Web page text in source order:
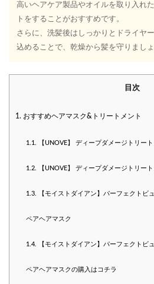
高いヘアケア製品やオイルを取り入れ
トをすることがおすすめです。
さらに、洗髪後はしっかりとドライヤ
込めることで、乾燥から髪を守りましょ
目次
1. おすすめヘアマスク&トリートメント
1.1. 【UNOVE】 ディープダメージトリー
1.2. 【UNOVE】 ディープダメージトリー
1.3. 【モイストダイアン】パーフェクトビ
ペアヘアマスク
1.4. 【モイストダイアン】パーフェクトビ
ペアヘアマスクの購入はコチラ